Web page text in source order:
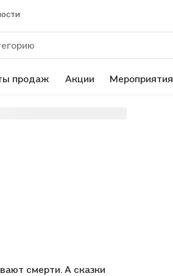
продаж Акции Мероприятия
смерти. А сказки